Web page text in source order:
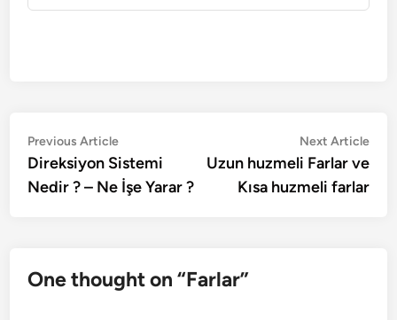
Yazı
gezinmesi
Previous ArticlePrevious
article:
Direksiyon Sistemi
Nedir ? – Ne İşe Yarar ?
Next Article
Uzun huzmeli Farlar ve
Kısa huzmeli farlar
One thought on “Farlar”